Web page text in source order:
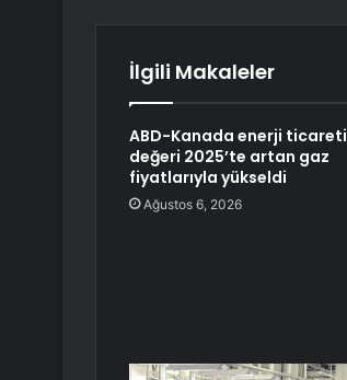
İlgili Makaleler
ABD-Kanada enerji ticareti
değeri 2025’te artan gaz
fiyatlarıyla yükseldi
Ağustos 6, 2026